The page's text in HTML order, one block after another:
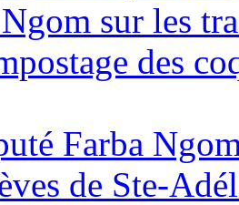
sur les
des
Farba
de Ste-